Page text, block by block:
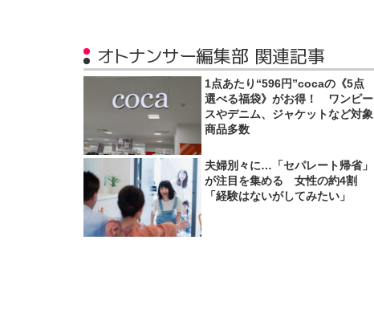
オトナンサー編集部 関連記事
1点あたり“596円”cocaの《5点
選べる福袋》がお得！ ワンピー
スやデニム、ジャケットなど対象
商品多数
夫婦別々に…「セパレート帰省」
が注目を集める 女性の約4割
「経験はないがしてみたい」